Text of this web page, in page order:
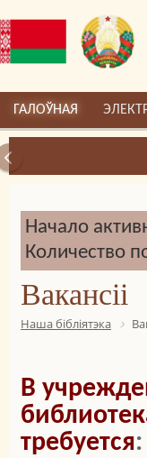
ГАЛОЎНАЯ
РЭСУРС
Начало
Количество
Вакансіі
Наша бібліятэка
В
требуется: